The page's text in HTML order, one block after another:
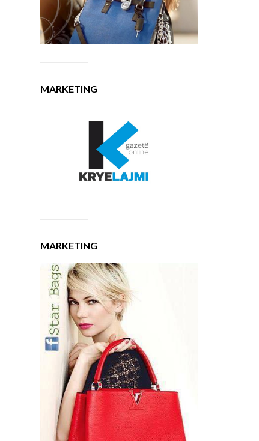
MARKETING
MARKETING